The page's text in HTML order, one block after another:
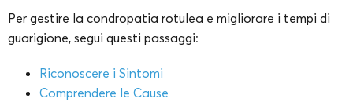
Per gestire la condropatia rotulea e migliorare i tempi di
guarigione, segui questi passaggi:
Riconoscere i Sintomi
Comprendere le Cause